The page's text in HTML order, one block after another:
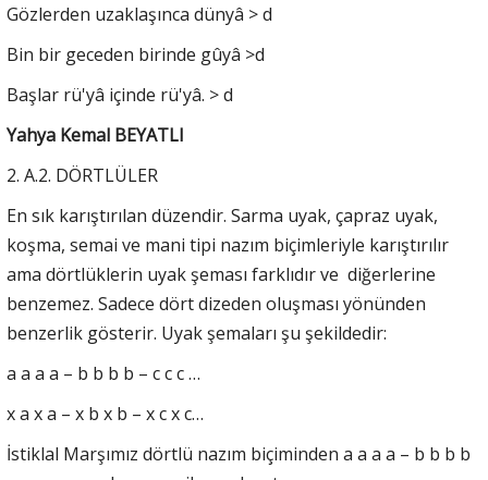
Gözlerden uzaklaşınca dünyâ > d
Bin bir geceden birinde gûyâ >d
Başlar rü'yâ içinde rü'yâ. > d
Yahya Kemal BEYATLI
2. A.2. DÖRTLÜLER
En sık karıştırılan düzendir. Sarma uyak, çapraz uyak,
koşma, semai ve mani tipi nazım biçimleriyle karıştırılır
ama dörtlüklerin uyak şeması farklıdır ve diğerlerine
benzemez. Sadece dört dizeden oluşması yönünden
benzerlik gösterir. Uyak şemaları şu şekildedir:
a a a a – b b b b – c c c …
x a x a – x b x b – x c x c…
İstiklal Marşımız dörtlü nazım biçiminden a a a a – b b b b